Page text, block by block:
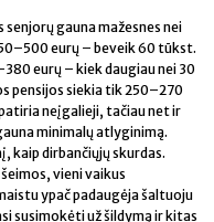
senjorų gauna mažesnes nei
eurų – beveik 60 tūkst.
eurų – kiek daugiau nei 30
pensijos siekia tik 250–270
neįgalieji, tačiau net ir
minimalų atlyginimą.
kaip dirbančiųjų skurdas.
vieni vaikus
ypač padaugėja šaltuoju
susimokėti už šildymą ir kitas